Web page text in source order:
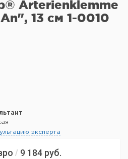
/ 9 184 руб.
Arterienklemme
13 см 1-0010
эксперта